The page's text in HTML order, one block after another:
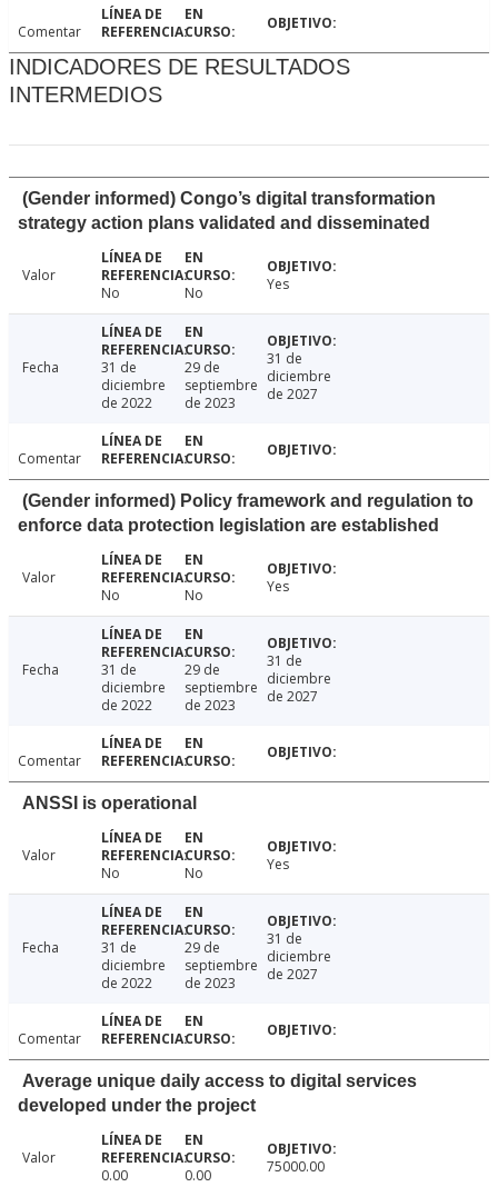
Comentar
INDICADORES DE RESULTADOS
INTERMEDIOS
(Gender informed) Congo’s digital transformation
strategy action plans validated and disseminated
Valor
No
No Yes
Fecha
31 de
diciembre
de 2022
29 de
septiembre
de 2023
31 de
diciembre
de 2027
Comentar
(Gender informed) Policy framework and regulation to
enforce data protection legislation are established
Valor
No
No Yes
Fecha
31 de
diciembre
de 2022
29 de
septiembre
de 2023
31 de
diciembre
de 2027
Comentar
ANSSI is operational
Valor
No
No Yes
Fecha
31 de
diciembre
de 2022
29 de
septiembre
de 2023
31 de
diciembre
de 2027
Comentar
Average unique daily access to digital services
developed under the project
Valor
0.00
0.00 75000.00